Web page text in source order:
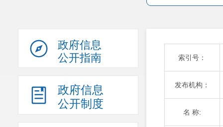
政府信息
公开指南
政府信息
公开制度
索引号：
发布机构：
名 称: